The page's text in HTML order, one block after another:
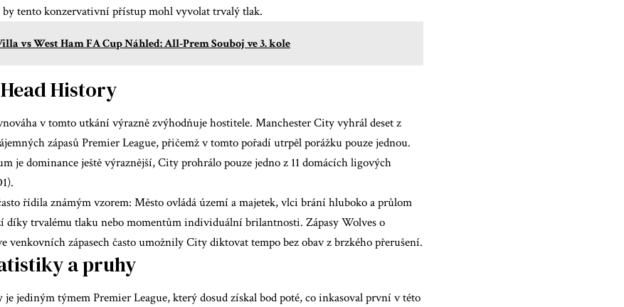
tento konzervativní přístup mohl vyvolat trvalý tlak.
vs West Ham FA Cup Náhled: All-Prem Souboj ve 3. kole
History
v tomto utkání výrazně zvýhodňuje hostitele. Manchester City vyhrál deset z
zápasů Premier League, přičemž v tomto pořadí utrpěl porážku pouze jednou.
je dominance ještě výraznější, City prohrálo pouze jedno z 11 domácích ligových
řídila známým vzorem: Město ovládá území a majetek, vlci brání hluboko a průlom
díky trvalému tlaku nebo momentům individuální brilantnosti. Zápasy Wolves o
venkovních zápasech často umožnily City diktovat tempo bez obav z brzkého přerušení.
a pruhy
jediným týmem Premier League, který dosud získal bod poté, co inkasoval první v této